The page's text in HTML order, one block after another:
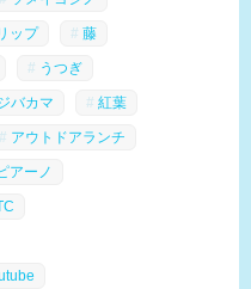
ップ 藤
うつぎ
バカマ 紅葉
アウトドアランチ
アーノ